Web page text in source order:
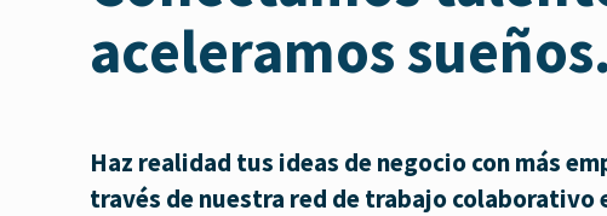
aceleramos sueños.
Haz realidad tus ideas de negocio con más
través de nuestra red de trabajo colaborativo